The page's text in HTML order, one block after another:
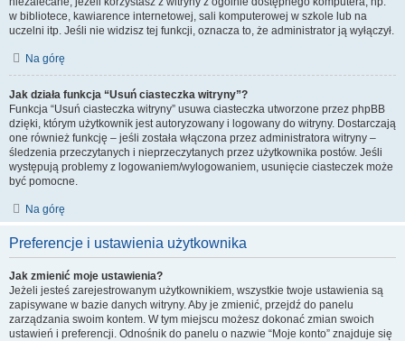
w bibliotece, kawiarence internetowej, sali komputerowej w szkole lub na
uczelni itp. Jeśli nie widzisz tej funkcji, oznacza to, że administrator ją wyłączył.
Na górę
Jak działa funkcja “Usuń ciasteczka witryny”?
Funkcja “Usuń ciasteczka witryny” usuwa ciasteczka utworzone przez phpBB
dzięki, którym użytkownik jest autoryzowany i logowany do witryny. Dostarczają
one również funkcję – jeśli została włączona przez administratora witryny –
śledzenia przeczytanych i nieprzeczytanych przez użytkownika postów. Jeśli
występują problemy z logowaniem/wylogowaniem, usunięcie ciasteczek może
być pomocne.
Na górę
Preferencje i ustawienia użytkownika
Jak zmienić moje ustawienia?
Jeżeli jesteś zarejestrowanym użytkownikiem, wszystkie twoje ustawienia są
zapisywane w bazie danych witryny. Aby je zmienić, przejdź do panelu
zarządzania swoim kontem. W tym miejscu możesz dokonać zmian swoich
ustawień i preferencji. Odnośnik do panelu o nazwie “Moje konto” znajduje się